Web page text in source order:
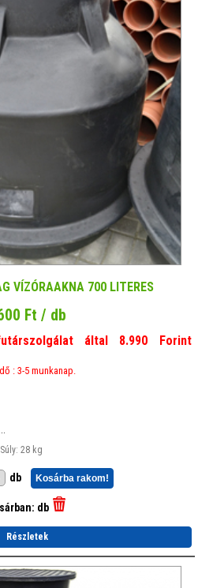
VÍZÓRAAKNA 700 LITERES
Ft / db
által 8.990 Forint
: 3-5 munkanap.
Súly: 28 kg
db Kosárba rakom!
db
Részletek